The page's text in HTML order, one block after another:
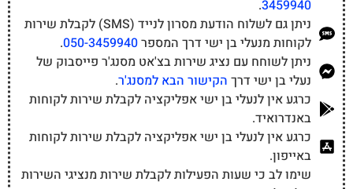
3459940
.
ניתן גם לשלוח הודעת מסרון לנייד (SMS) לקבלת שירות
לקוחות מנעלי בן ישי דרך המספר050-3459940
.
ניתן לשוחח עם נציג שירות בצ'אט מסנג'ר פייסבוק של
נעלי בן ישי דרךהקישור הבא למסנג'ר.
כרגע אין לנעלי בן ישי אפליקציה לקבלת שירות לקוחות
באנדרואיד.
כרגע אין לנעלי בן ישי אפליקציה לקבלת שירות לקוחות
באייפון.
שימו לב כי שעות הפעילות לקבלת שירות מנציגי השירות